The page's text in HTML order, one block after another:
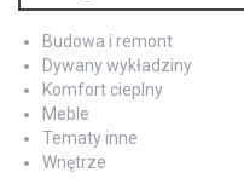
Budowa i remont
Dywany wykładziny
Komfort cieplny
Meble
Tematy inne
Wnętrze